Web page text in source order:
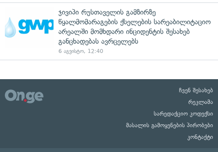
ჯივიპი რუსთაველის გამზირზე
წყალმომარაგების ქსელების სარეაბილიტაციო
არეალში მომხდარი ინციდენტის შესახებ
განცხადებას ავრცელებს
6 აგვისტო, 12:40
ჩვენ შესახებ
რეკლამა
სარედაქციო კოდექსი
მასალის გამოყენების პირობები
კონტაქტი